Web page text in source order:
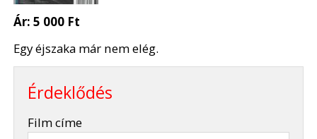
Ár:5 000 Ft
Egy éjszaka már nem elég.
Érdeklődés
Film címe